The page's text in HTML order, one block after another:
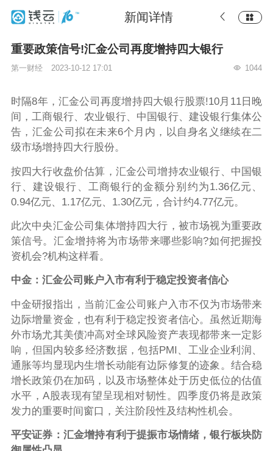
新闻详情
重要政策信号!汇金公司再度增持四大银行
第一财经 2023-10-12 17:01 1044
时隔8年，汇金公司再度增持四大银行股票!10月11日晚
间，工商银行、农业银行、中国银行、建设银行集体公
告，汇金公司拟在未来6个月内，以自身名义继续在二
级市场增持四大行股份。
按四大行收盘价估算，汇金公司增持农业银行、中国银
行、建设银行、工商银行的金额分别约为1.36亿元、
0.94亿元、1.17亿元、1.30亿元，合计约4.77亿元。
此次中央汇金公司集体增持四大行，被市场视为重要政
策信号。汇金增持将为市场带来哪些影响?如何把握投
资机会?机构这样看。
中金：汇金公司账户入市有利于稳定投资者信心
中金研报指出，当前汇金公司账户入市不仅为市场带来
边际增量资金，也有利于稳定投资者信心。虽然近期海
外市场尤其美债冲高对全球风险资产表现都带来一定影
响，但国内较多经济数据，包括PMI、工业企业利润、
通胀等均显现内生增长动能有边际修复的迹象。结合稳
增长政策仍在加码，以及市场整体处于历史低位的估值
水平，A股表现有望呈现相对韧性。四季度仍将是政策
发力的重要时间窗口，关注阶段性及结构性机会。
平安证券：汇金增持有利于提振市场情绪，银行板块防